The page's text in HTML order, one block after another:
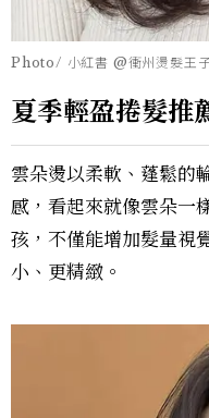
Photo/ 小紅書 @衝州燙髮王
夏季輕盈捲髮推
雲朵燙以柔軟、蓬鬆的
感，看起來就像雲朵一
孩，不僅能增加髮量視
小、更精緻。